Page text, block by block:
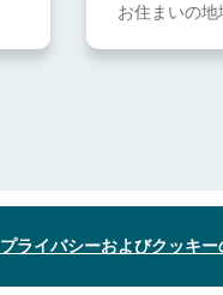
お住まいの
プライバシーおよびクッキ